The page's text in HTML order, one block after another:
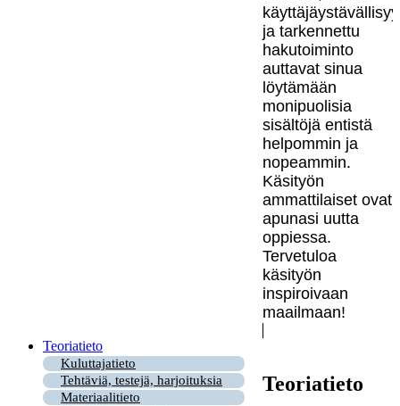
ja tarkennettu
hakutoiminto
auttavat sinua
löytämään
monipuolisia
sisältöjä entistä
helpommin ja
nopeammin.
Käsityön
ammattilaiset ovat
apunasi uutta
oppiessa.
Tervetuloa
käsityön
inspiroivaan
maailmaan!
Teoriatieto
Kuluttajatieto
Tehtäviä, testejä, harjoituksia
Materiaalitieto
Teoriatieto